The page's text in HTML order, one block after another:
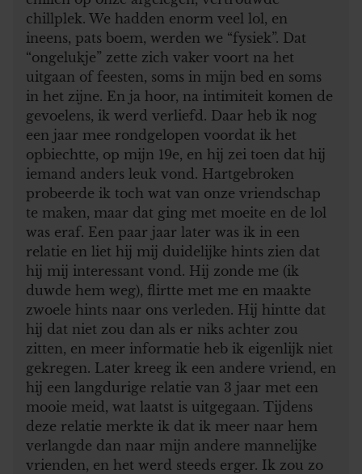
chillplek. We hadden enorm veel lol, en
ineens, pats boem, werden we “fysiek”. Dat
“ongelukje” zette zich vaker voort na het
uitgaan of feesten, soms in mijn bed en soms
in het zijne. En ja hoor, na intimiteit komen de
gevoelens, ik werd verliefd. Daar heb ik nog
een jaar mee rondgelopen voordat ik het
opbiechtte, op mijn 19e, en hij zei toen dat hij
iemand anders leuk vond. Hartgebroken
probeerde ik toch wat van onze vriendschap
te maken, maar dat ging met moeite en de lol
was eraf. Een paar jaar later was ik in een
relatie en liet hij mij duidelijke hints zien dat
hij mij interessant vond. Hij zonde me (ik
duwde hem weg), flirtte met me en maakte
zwoele hints naar ons verleden. Hij hintte dat
hij dat niet zou dan als er niks achter zou
zitten, en meer informatie heb ik eigenlijk niet
gekregen. Later kreeg ik een andere vriend, en
hij een langdurige relatie van 3 jaar met een
mooie meid, wat laatst is uitgegaan. Tijdens
deze relatie merkte ik dat ik meer naar hem
verlangde dan naar mijn andere mannelijke
vrienden, en het werd steeds erger. Ik zou zo